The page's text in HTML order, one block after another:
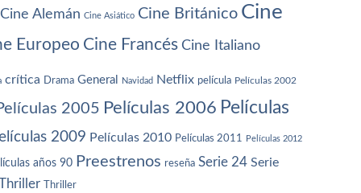
Cine Alemán Cine Asiático Cine Británico Cine
Europeo Cine Francés Cine Italiano
crítica Drama General Navidad Netflix película Películas 2002
2005 Películas 2006 Películas
2009 Películas 2010 Películas 2011 Películas 2012
años 90 Preestrenos reseña Serie 24 Serie
Thriller